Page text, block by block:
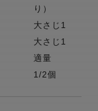
り）
大さじ1
大さじ1
適量
1/2個